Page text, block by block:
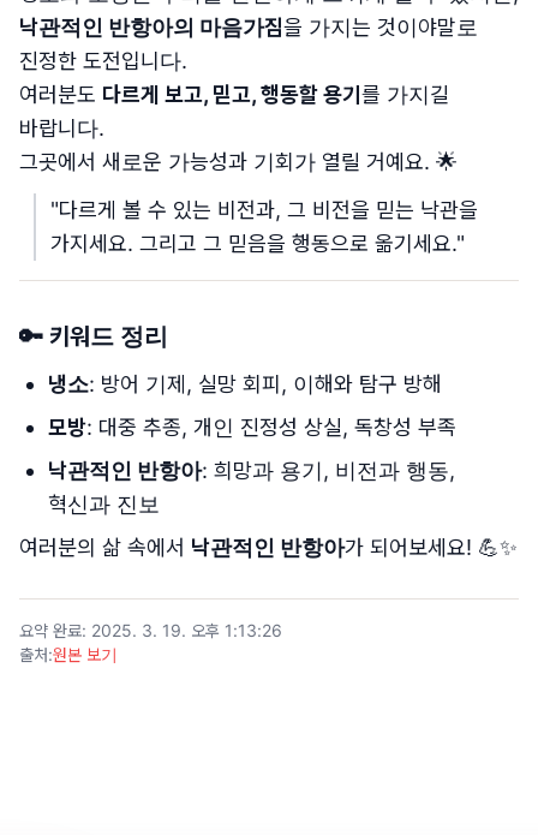
낙관적인 반항아의 마음가짐을 가지는 것이야말로
진정한 도전입니다.
여러분도 다르게 보고, 믿고, 행동할 용기 를 가지길
바랍니다.
그곳에서 새로운 가능성과 기회가 열릴 거예요. 🌟
"다르게 볼 수 있는 비전과, 그 비전을 믿는 낙관을
가지세요. 그리고 그 믿음을 행동으로 옮기세요."
🔑 키워드 정리
냉소: 방어 기제, 실망 회피, 이해와 탐구 방해
모방: 대중 추종, 개인 진정성 상실, 독창성 부족
낙관적인 반항아: 희망과 용기, 비전과 행동,
혁신과 진보
여러분의 삶 속에서 낙관적인 반항아가 되어보세요! 💪✨
요약 완료: 2025. 3. 19. 오후 1:13:26
출처:원본 보기